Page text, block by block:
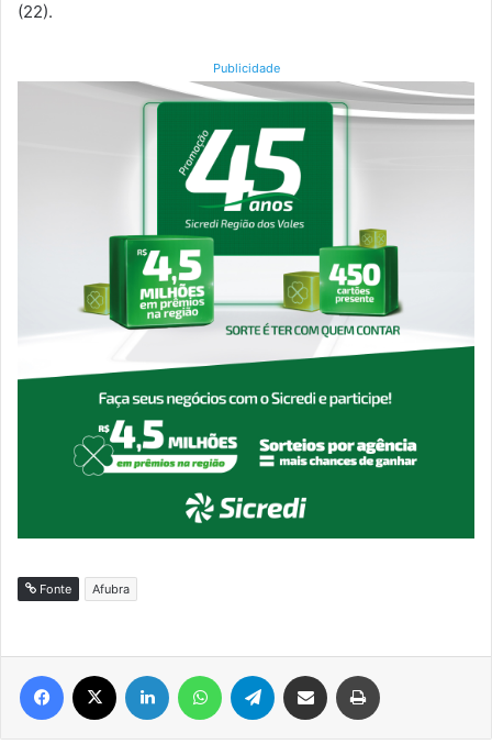
(22).
Publicidade
Fonte Afubra
Facebook Linkedin WhatsAppTelegram Compartilhar via e-mail